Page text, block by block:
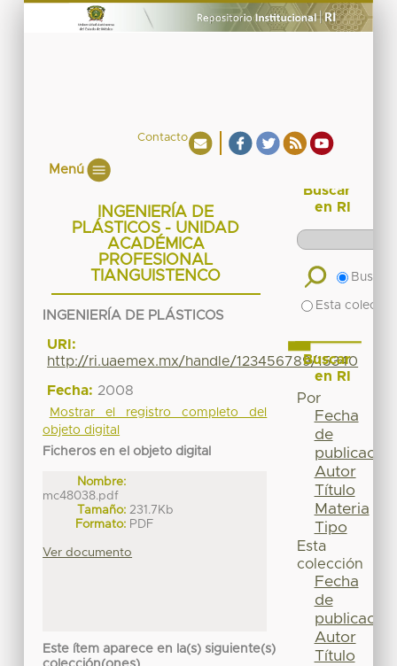
Contacto
Menú
INGENIERÍA DE
PLÁSTICOS - UNIDAD
ACADÉMICA
PROFESIONAL
TIANGUISTENCO
INGENIERÍA DE PLÁSTICOS
URI:
http://ri.uaemex.mx/handle/123456789/15340
Fecha: 2008
Mostrar el registro completo del
objeto digital
Ficheros en el objeto digital
Nombre:
mc48038.pdf
Tamaño: 231.7Kb
Formato: PDF
Ver documento
Este ítem aparece en la(s) siguiente(s)
Buscar
en RI
Buscar
Esta
Buscar
en RI
Por
Fecha
de
publicación
Autor
Título
Materia
Tipo
Esta
colección
Fecha
de
publicación
Autor
Título